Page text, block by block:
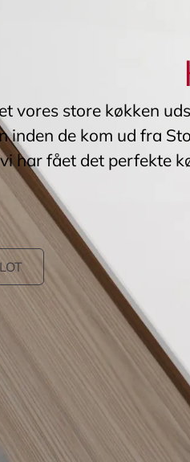
vores store køkken
inden de kom ud fra
har fået det perfekte